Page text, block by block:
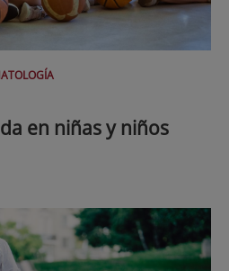
en niñas y niños